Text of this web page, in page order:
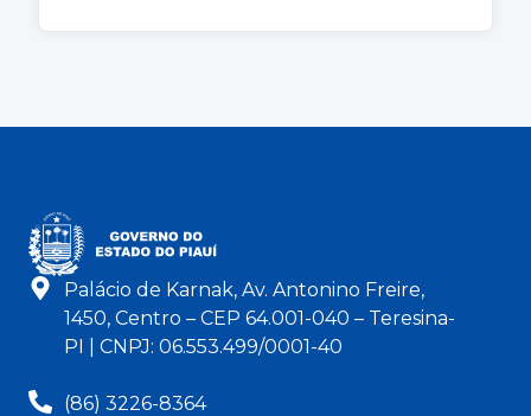
Palácio de Karnak, Av. Antonino Freire,
1450, Centro – CEP 64.001-040 – Teresina-
PI | CNPJ: 06.553.499/0001-40
(86) 3226-8364